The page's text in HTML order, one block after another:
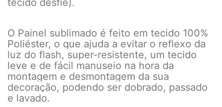
tecido desfie).
O Painel sublimado é feito em tecido 100%
Poliéster, o que ajuda a evitar o reflexo da
luz do flash, super-resistente, um tecido
leve e de fácil manuseio na hora da
montagem e desmontagem da sua
decoração, podendo ser dobrado, passado
e lavado.